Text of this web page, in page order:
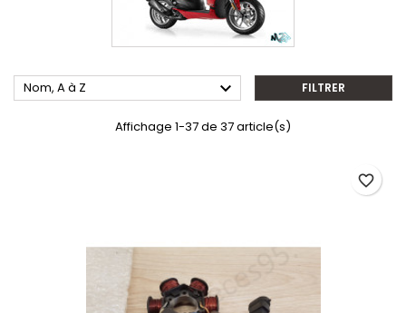
Nom, A à Z  FILTRER
Affichage 1-37 de 37 article(s)
favorite_border